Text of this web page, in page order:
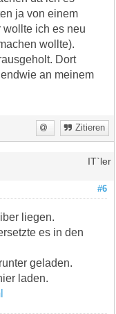
ja von einem
wollte ich es neu
wollte).
Dort
an meinem
Zitieren
IT`ler
#6
liegen.
es in den
geladen.
laden.